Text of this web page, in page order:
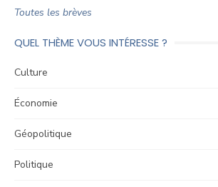
Toutes les brèves
QUEL THÈME VOUS INTÉRESSE ?
Culture
Économie
Géopolitique
Politique